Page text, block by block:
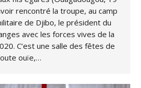
rencontré la troupe, au camp
de Djibo, le président du
avec les forces vives de la
C’est une salle des fêtes de
ouïe,…